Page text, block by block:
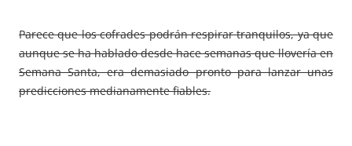
Parece que los cofrades podrán respirar tranquilos, ya que
aunque se ha hablado desde hace semanas que llovería en
Semana Santa, era demasiado pronto para lanzar unas
predicciones medianamente fiables.